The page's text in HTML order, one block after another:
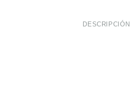
Negros
DESCRIPCIÓN